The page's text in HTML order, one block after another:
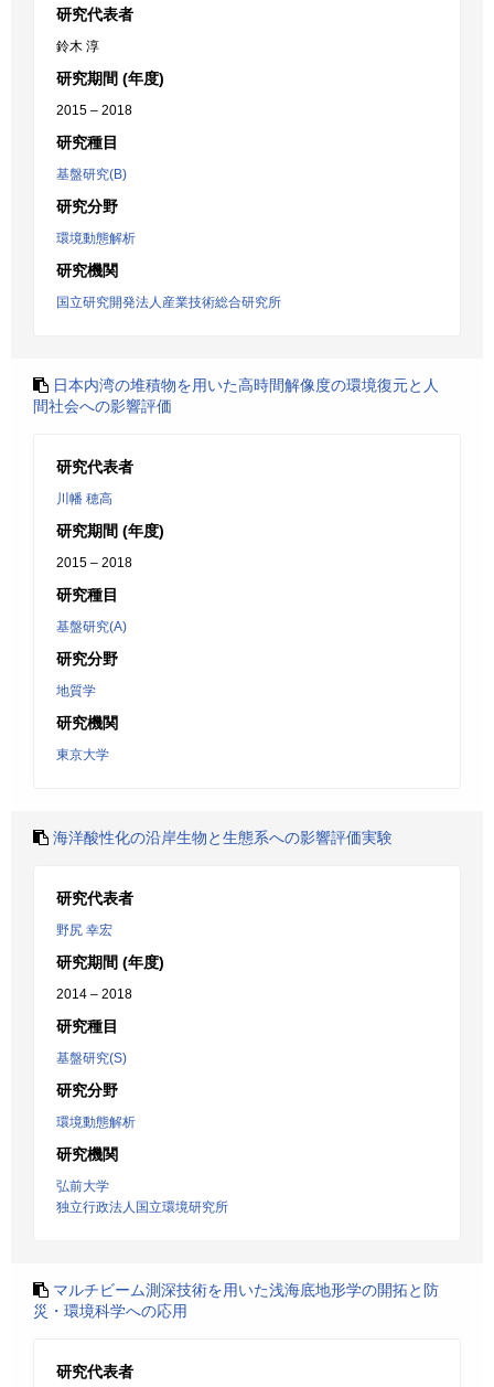
研究代表者
鈴木 淳
研究期間 (年度)
2015 – 2018
研究種目
基盤研究(B)
研究分野
環境動態解析
研究機関
国立研究開発法人産業技術総合研究所
日本内湾の堆積物を用いた高時間解像度の環境復元と人
間社会への影響評価
研究代表者
川幡 穂高
研究期間 (年度)
2015 – 2018
研究種目
基盤研究(A)
研究分野
地質学
研究機関
東京大学
海洋酸性化の沿岸生物と生態系への影響評価実験
研究代表者
野尻 幸宏
研究期間 (年度)
2014 – 2018
研究種目
基盤研究(S)
研究分野
環境動態解析
研究機関
弘前大学
独立行政法人国立環境研究所
マルチビーム測深技術を用いた浅海底地形学の開拓と防
災・環境科学への応用
研究代表者